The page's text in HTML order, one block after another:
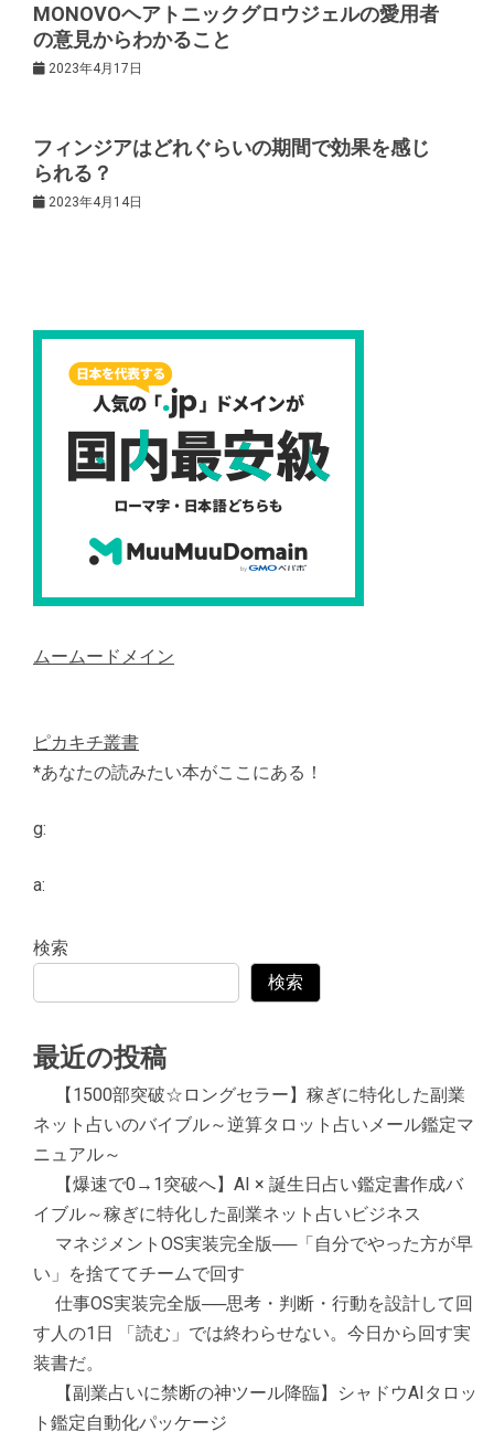
ン
MONOVOヘアトニックグロウジェルの愛用者
の意見からわかること
2023年4月17日
フィンジアはどれぐらいの期間で効果を感じ
られる？
2023年4月14日
ムームードメイン
ピカキチ叢書
*あなたの読みたい本がここにある！
g:
a:
検索
検索
最近の投稿
【1500部突破☆ロングセラー】稼ぎに特化した副業
ネット占いのバイブル～逆算タロット占いメール鑑定マ
ニュアル～
【爆速で0→1突破へ】AI × 誕生日占い鑑定書作成バ
イブル～稼ぎに特化した副業ネット占いビジネス
マネジメントOS実装完全版──「自分でやった方が早
い」を捨ててチームで回す
仕事OS実装完全版──思考・判断・行動を設計して回
す人の1日 「読む」では終わらせない。今日から回す実
装書だ。
【副業占いに禁断の神ツール降臨】シャドウAIタロッ
ト鑑定自動化パッケージ